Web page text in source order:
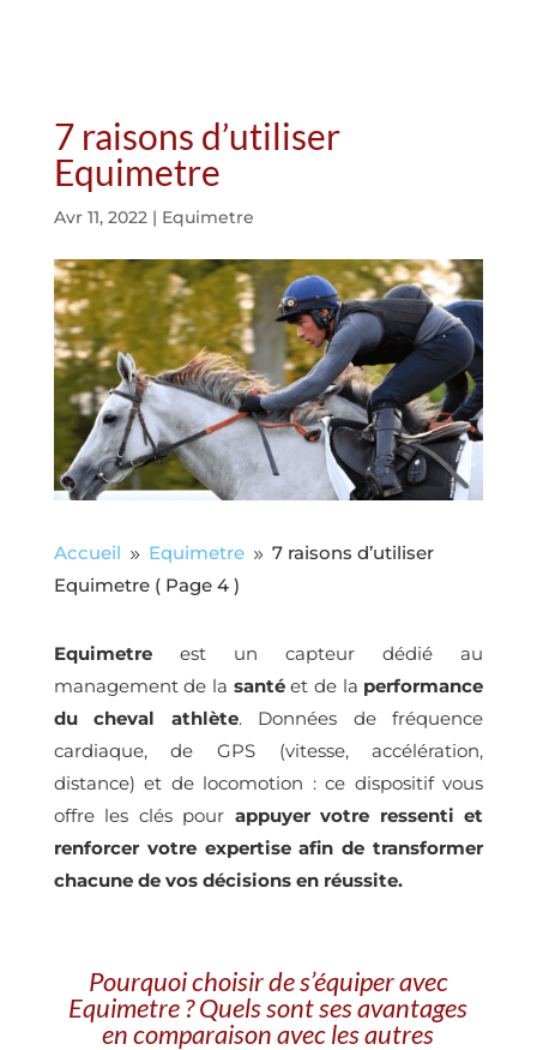
7 raisons d’utiliser
Equimetre
Avr 11, 2022| Equimetre
Accueil 9 Equimetre 9 7 raisons d’utiliser
Equimetre( Page 4 )
Equimetreest un capteur dédié au
management de la santéet de la performance
du cheval athlète. Données de fréquence
cardiaque, de GPS (vitesse, accélération,
distance) et de locomotion : ce dispositif vous
offre les clés pour appuyer votre ressenti et
renforcer votre expertise afin de transformer
chacune de vos décisions en réussite.
Pourquoi choisir de s’équiper avec
Equimetre ? Quels sont ses avantages
en comparaison avec les autres